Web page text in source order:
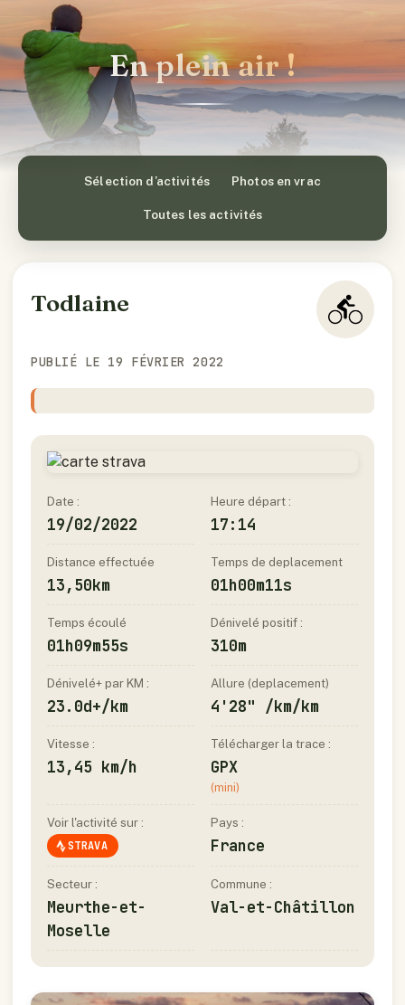
En plein air !
Sélection d’activités Photos en vrac
Toutes les activités
Todlaine
PUBLIÉ LE 19 FÉVRIER 2022
Date :
19/02/2022
Heure départ :
17:14
Distance effectuée
13,50km
Temps de deplacement
01h00m11s
Temps écoulé
01h09m55s
Dénivelé positif :
310m
Dénivelé+ par KM :
23.0d+/km
Allure (deplacement)
4'28" /km/km
Vitesse :
13,45 km/h
Télécharger la trace :
GPX
(mini)
Voir l'activité sur :
STRAVA
Pays :
France
Secteur :
Meurthe-et-
Moselle
Commune :
Val-et-Châtillon